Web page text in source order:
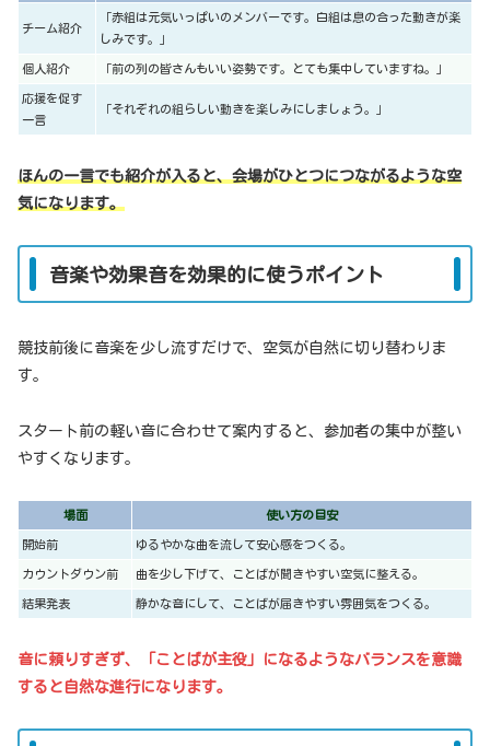
チーム紹介
「赤組は元気いっぱいのメンバーです。白組は息の合った動きが楽
しみです。」
個人紹介 「前の列の皆さんもいい姿勢です。とても集中していますね。」
応援を促す
一言
「それぞれの組らしい動きを楽しみにしましょう。」
ほんの一言でも紹介が入ると、会場がひとつにつながるような空
気になります。
音楽や効果音を効果的に使うポイント
競技前後に音楽を少し流すだけで、空気が自然に切り替わりま
す。
スタート前の軽い音に合わせて案内すると、参加者の集中が整い
やすくなります。
場面 使い方の目安
開始前 ゆるやかな曲を流して安心感をつくる。
カウントダウン前 曲を少し下げて、ことばが聞きやすい空気に整える。
結果発表 静かな音にして、ことばが届きやすい雰囲気をつくる。
音に頼りすぎず、「ことばが主役」になるようなバランスを意識
すると自然な進行になります。